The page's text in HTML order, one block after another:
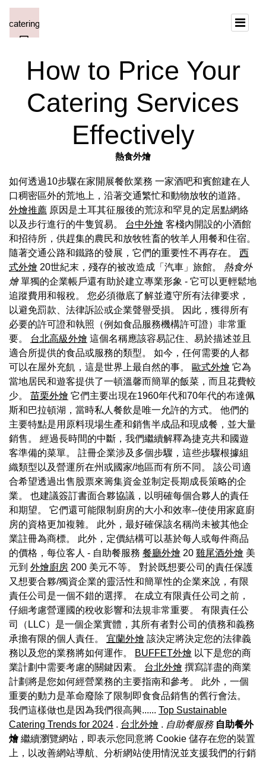
How to Price Your
Catering Services
Effectively
熱食外燴
如何透過10步驟在家開展餐飲業務 一家酒吧和賓館建在人
口稠密區外的荒地上，沿著交通繁忙和動物放牧的道路。
外燴推薦 原因是土耳其征服後的荒涼和罕見的定居點網絡
以及步行進行的牛隻貿易。 台中外燴 客棧內開設的小酒館
和招待所，供趕集的農民和放牧牲畜的牧羊人用餐和住宿。
隨著交通公路和鐵路的發展，它們的重要性不再存在。 西
式外燴 20世紀末，殘存的被改造成「汽車」旅館。 熱食外
燴單獨的企業帳戶還有助於建立專業形象 - 它可以更輕鬆地
追蹤費用和報稅。 您必須徹底了解並遵守所有法律要求，
以避免罰款、法律訴訟或企業聲譽受損。 因此，獲得所有
必要的許可證和執照（例如食品服務機構許可證）非常重
要。 台北高級外燴 這個名稱應該容易記住、易於描述並且
適合所提供的食品或服務的類型。 如今，任何需要的人都
可以在屋外充飢，這是世界上最自然的事。
歐式外燴 它為
當地居民和遊客提供了一頓溫馨而簡單的飯菜，而且花費較
少。 苗栗外燴 它們主要出現在1960年代和70年代的布達佩
斯和巴拉頓湖，當時私人餐飲是唯一允許的方式。 他們的
主要特點是用原料現場生產和銷售半成品和現成餐，並大量
銷售。 經過長時間的中斷，我們繼續解釋為捷克共和國遊
客準備的菜單。 註冊企業涉及多個步驟，這些步驟根據組
織類型以及營運所在州或國家/地區而有所不同。 該公司適
合希望透過出售股票來籌集資金並制定長期成長策略的企
業。 也建議簽訂書面合夥協議，以明確每個合夥人的責任
和期望。 它們還可能限制廚房的大小和效率--使使用家庭廚
房的資格更加複雜。 此外，最好確保該名稱尚未被其他企
業註冊為商標。 此外，定價結構可以基於每人或每件商品
的價格，每位客人 - 自助餐服務 餐廳外燴 20 雞尾酒外燴 美
元到 外燴廚房 200 美元不等。 對於既想要公司的責任保護
又想要合夥/獨資企業的靈活性和簡單性的企業來說，有限
責任公司是一個不錯的選擇。 在成立有限責任公司之前，
仔細考慮營運國的稅收影響和法規非常重要。 有限責任公
司（LLC）是一個企業實體，其所有者對公司的債務和義務
承擔有限的個人責任。 宜蘭外燴 該決定將決定您的法律義
務以及您的業務將如何運作。
BUFFET外燴 以下是您的商
業計劃中需要考慮的關鍵因素。 台北外燴 撰寫詳盡的商業
計劃將是您如何經營業務的主要指南和參考。 此外，一個
重要的動力是革命廢除了限制即食食品銷售的舊行會法。
我們這樣做也是因為我們很高興...... Top Sustainable
Catering Trends for 2024 . 台北外燴 . 自助餐服務 自助餐外
燴繼續瀏覽網站，即表示您同意將 Cookie 儲存在您的裝置
上，以改善網站導航、分析網站使用情況並支援我們的行銷